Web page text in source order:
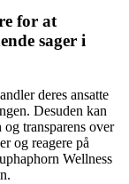
for at
sager i
deres ansatte
Desuden kan
transparens over
og reagere på
Wellness